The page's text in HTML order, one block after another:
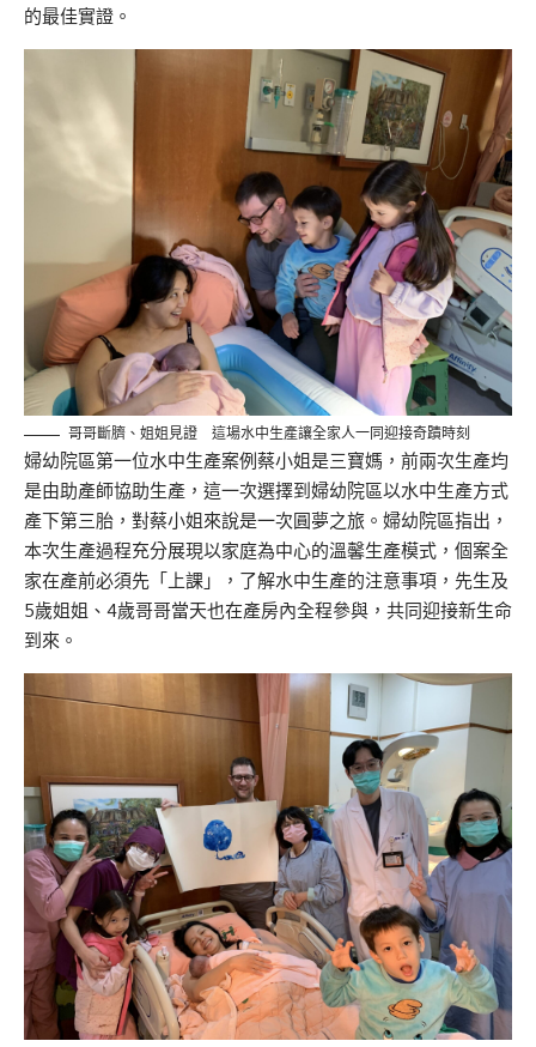
的最佳實證。
哥哥斷臍、姐姐見證 這場水中生產讓全家人一同迎接奇蹟時刻
婦幼院區第一位水中生產案例蔡小姐是三寶媽，前兩次生產均
是由助產師協助生產，這一次選擇到婦幼院區以水中生產方式
產下第三胎，對蔡小姐來說是一次圓夢之旅。婦幼院區指出，
本次生產過程充分展現以家庭為中心的溫馨生產模式，個案全
家在產前必須先「上課」，了解水中生產的注意事項，先生及
5歲姐姐、4歲哥哥當天也在產房內全程參與，共同迎接新生命
到來。